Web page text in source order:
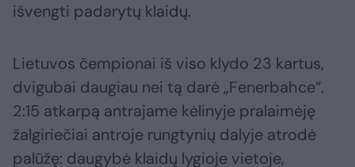
išvengti padarytų klaidų.
Lietuvos čempionai iš viso klydo 23 kartus,
dvigubai daugiau nei tą darė „Fenerbahce“.
2:15 atkarpą antrajame kėlinyje pralaimėję
žalgiriečiai antroje rungtynių dalyje atrodė
palūžę: daugybė klaidų lygioje vietoje,